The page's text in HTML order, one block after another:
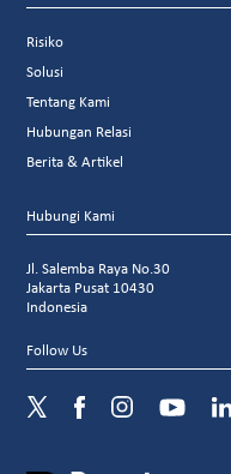
Risiko
Solusi
Tentang Kami
Hubungan Relasi
Berita & Artikel
Hubungi Kami
Jl. Salemba Raya No.30
Jakarta Pusat 10430
Indonesia
Follow Us